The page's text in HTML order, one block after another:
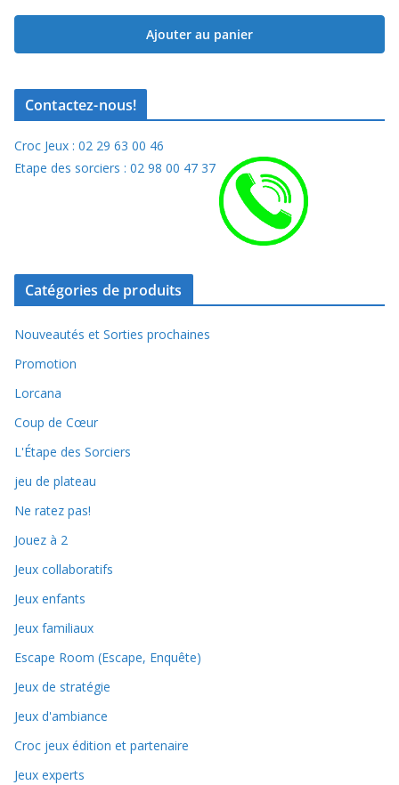
Ajouter au panier
Contactez-nous!
Croc Jeux : 02 29 63 00 46
Etape des sorciers : 02 98 00 47 37
Catégories de produits
Nouveautés et Sorties prochaines
Promotion
Lorcana
Coup de Cœur
L'Étape des Sorciers
jeu de plateau
Ne ratez pas!
Jouez à 2
Jeux collaboratifs
Jeux enfants
Jeux familiaux
Escape Room (Escape, Enquête)
Jeux de stratégie
Jeux d'ambiance
Croc jeux édition et partenaire
Jeux experts